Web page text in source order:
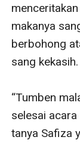
makanya
berbohong
sang kekasih.
“Tumben
selesai
tanya Safiza